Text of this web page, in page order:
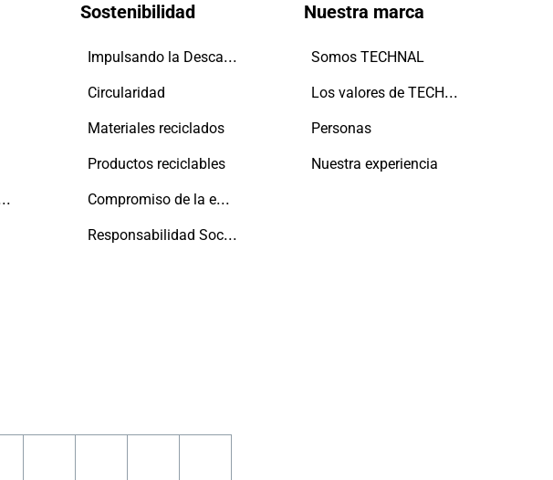
Ocio, turismo y transporte
Sostenibilidad
Impulsando la Descarbonización
Circularidad
Materiales reciclados
Productos reciclables
Compromiso de la empresa con las personas y el planeta
Responsabilidad Social
Nuestra marca
Somos TECHNAL
Los valores de TECHNAL
Personas
Nuestra experiencia